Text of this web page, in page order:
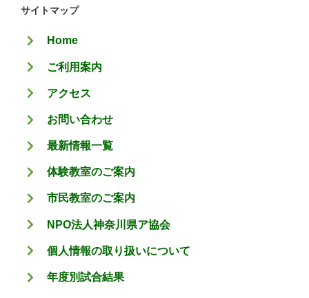
ゴ
ー
サイトマップ
Home
ご利用案内
アクセス
お問い合わせ
最新情報一覧
体験教室のご案内
市民教室のご案内
NPO法人神奈川県ア協会
個人情報の取り扱いについて
年度別試合結果